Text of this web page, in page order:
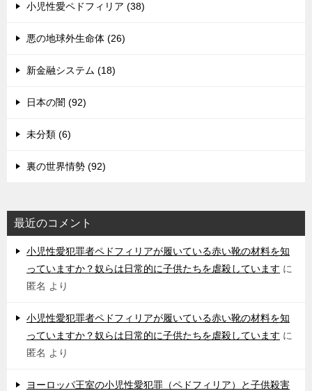
小児性愛ペドフィリア (38)
悪の地球外生命体 (26)
新金融システム (18)
日本の闇 (92)
未分類 (6)
裏の世界情勢 (92)
最近のコメント
小児性愛犯罪者ペドフィリアが履いている赤い靴の材料を知
っていますか？奴らは日常的に子供たちを虐殺しています に
匿名 より
小児性愛犯罪者ペドフィリアが履いている赤い靴の材料を知
っていますか？奴らは日常的に子供たちを虐殺しています に
匿名 より
ヨーロッパ王室の小児性愛犯罪（ペドフィリア）と子供殺害